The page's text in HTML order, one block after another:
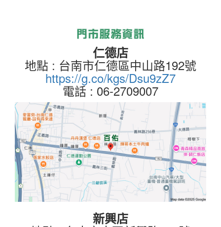
仁德店
地點 : 台南市仁德區中山路192號
https://g.co/kgs/Dsu9zZ7
電話 : 06-2709007
新興店